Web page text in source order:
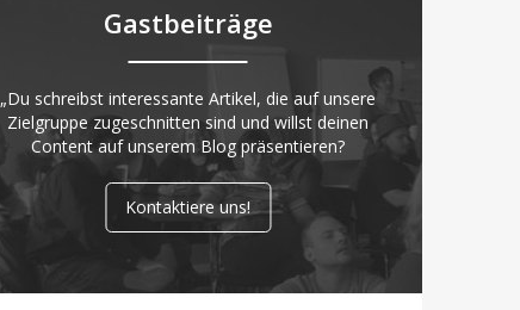
Gastbeiträge
„Du schreibst interessante Artikel, die auf unsere
Zielgruppe zugeschnitten sind und willst deinen
Content auf unserem Blog präsentieren?
Kontaktiere uns!